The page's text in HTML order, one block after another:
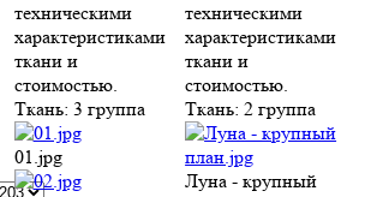
03.jpg
04.jpg
05.jpg
06.jpg
Луна 08.jpg
Луна 10.jpg
Луна 15.jpg
Луна 17.jpg